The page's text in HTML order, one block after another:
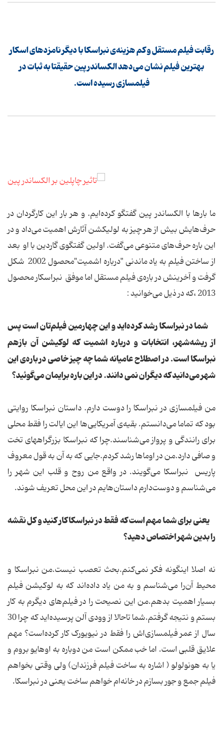
رقابت فیلم مستقل و کم هزینه‌ی نبراسکا با دیگر نامزدهای اسکار
بهترین فیلم نشان می‌دهد الکساندر پین حقیقتا به ثبات در
فیلمسازی رسیده‌ است.
ما بارها با الکساندر پین گفتگو کرده‌ایم. و هر بار این کارگردان در
حرف‌هایش بیش از هر‌ چیز به لولیکشن آثارش اهمیت می‌داد و در
این باره حرف‌های متنوعی می‌گفت. اولین گفتگوی گاردین با او بعد
از ساختن فیلم به یاد ماندنی "درباره اشمیت"محصول 2002 شکل
گرفت و آخرینش در باره‌ی فیلم مستقل اما موفق نبراسکار محصول
2013 ،که در ذیل می‌خوانید :
شما در نبراسکا رشد کرده‌اید و این چهارمین فیلم‌تان است پس
از ریشه‌شهر، انتخابات و درباره اشمیت که لوکیشن آن بازهم
نبراسکا است. در اصطلاح عامیانه شما چه چیز خاصی در باره‌ی این
شهر می‌دانید که دیگران نمی دانند. در این باره برایمان می‌گوئید؟
من فیلمسازی در نبراسکا را دوست دارم. داستان نبراسکا روایتی
بود که تماما می‌دانستم. بقیه‌ی آمریکایی‌ها این ایالت را فقط محلی
برای رانندگی و پرواز می‌شناسند.چرا که نبراسکا بزرگراههای تخت
و صافی دارد.من در اوماها رشد کردم.جایی که به آن به قول معروف
پاریس نبراسکا می‌گویند. در واقع من روح و قلب این شهر را
می‌شناسم و دوست‌دارم داستان‌هایم در این محل تعریف شوند.
یعنی برای شما مهم است که فقط در نبراسکا کار کنید و کل نقشه
را بدین شهر اختصاص دهید؟
نه اصلا اینگونه فکر نمی‌کنم.بحث تعصب نیست.من نبراسکا و
محیط آن‌را می‌شناسم و به من یاد‌ داده‌اند که به لوکیشن فیلم
بسیار اهمیت بدهم.من این نصیحت را در فیلم‌های دیگرم به کار
بستم و نتیجه گرفتم.شما تاحالا از وودی آلن پرسیده‌اید که چرا 30
سال از عمر فیلمسازی‌اش را فقط در نیویورک کار کرده‌است؟ مهم
علایق قلبی است. اما خب ممکن است من دوباره به اوهایو بروم و
یا به هونولولو ( اشاره به ساخت فیلم فرزندان) ولی وقتی بخواهم
فیلم جمع و جور بسازم در خانه‌ام خواهم ساخت یعنی در نبراسکا.